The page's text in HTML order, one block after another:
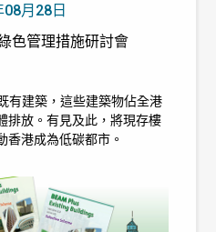
月28日
色管理措施研討會
有建築，這些建築物佔全港
排放。有見及此，將現存樓
香港成為低碳都市。